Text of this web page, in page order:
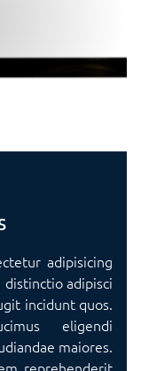
adipisicing
adipisci
incidunt quos.
eligendi
maiores.